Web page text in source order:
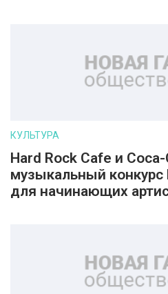
КУЛЬТУРА
Hard Rock Cafe и
музыкальный конкурс
для начинающих